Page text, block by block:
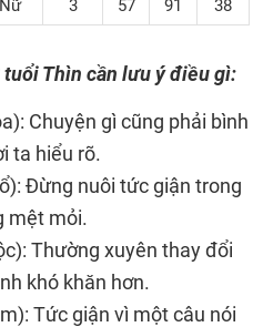
Nữ 3 57 91 38
Thìn cần lưu ý điều gì:
Chuyện gì cũng phải bình
ta hiểu rõ.
Đừng nuôi tức giận trong
mệt mỏi.
Thường xuyên thay đổi
khó khăn hơn.
Tức giận vì một câu nói